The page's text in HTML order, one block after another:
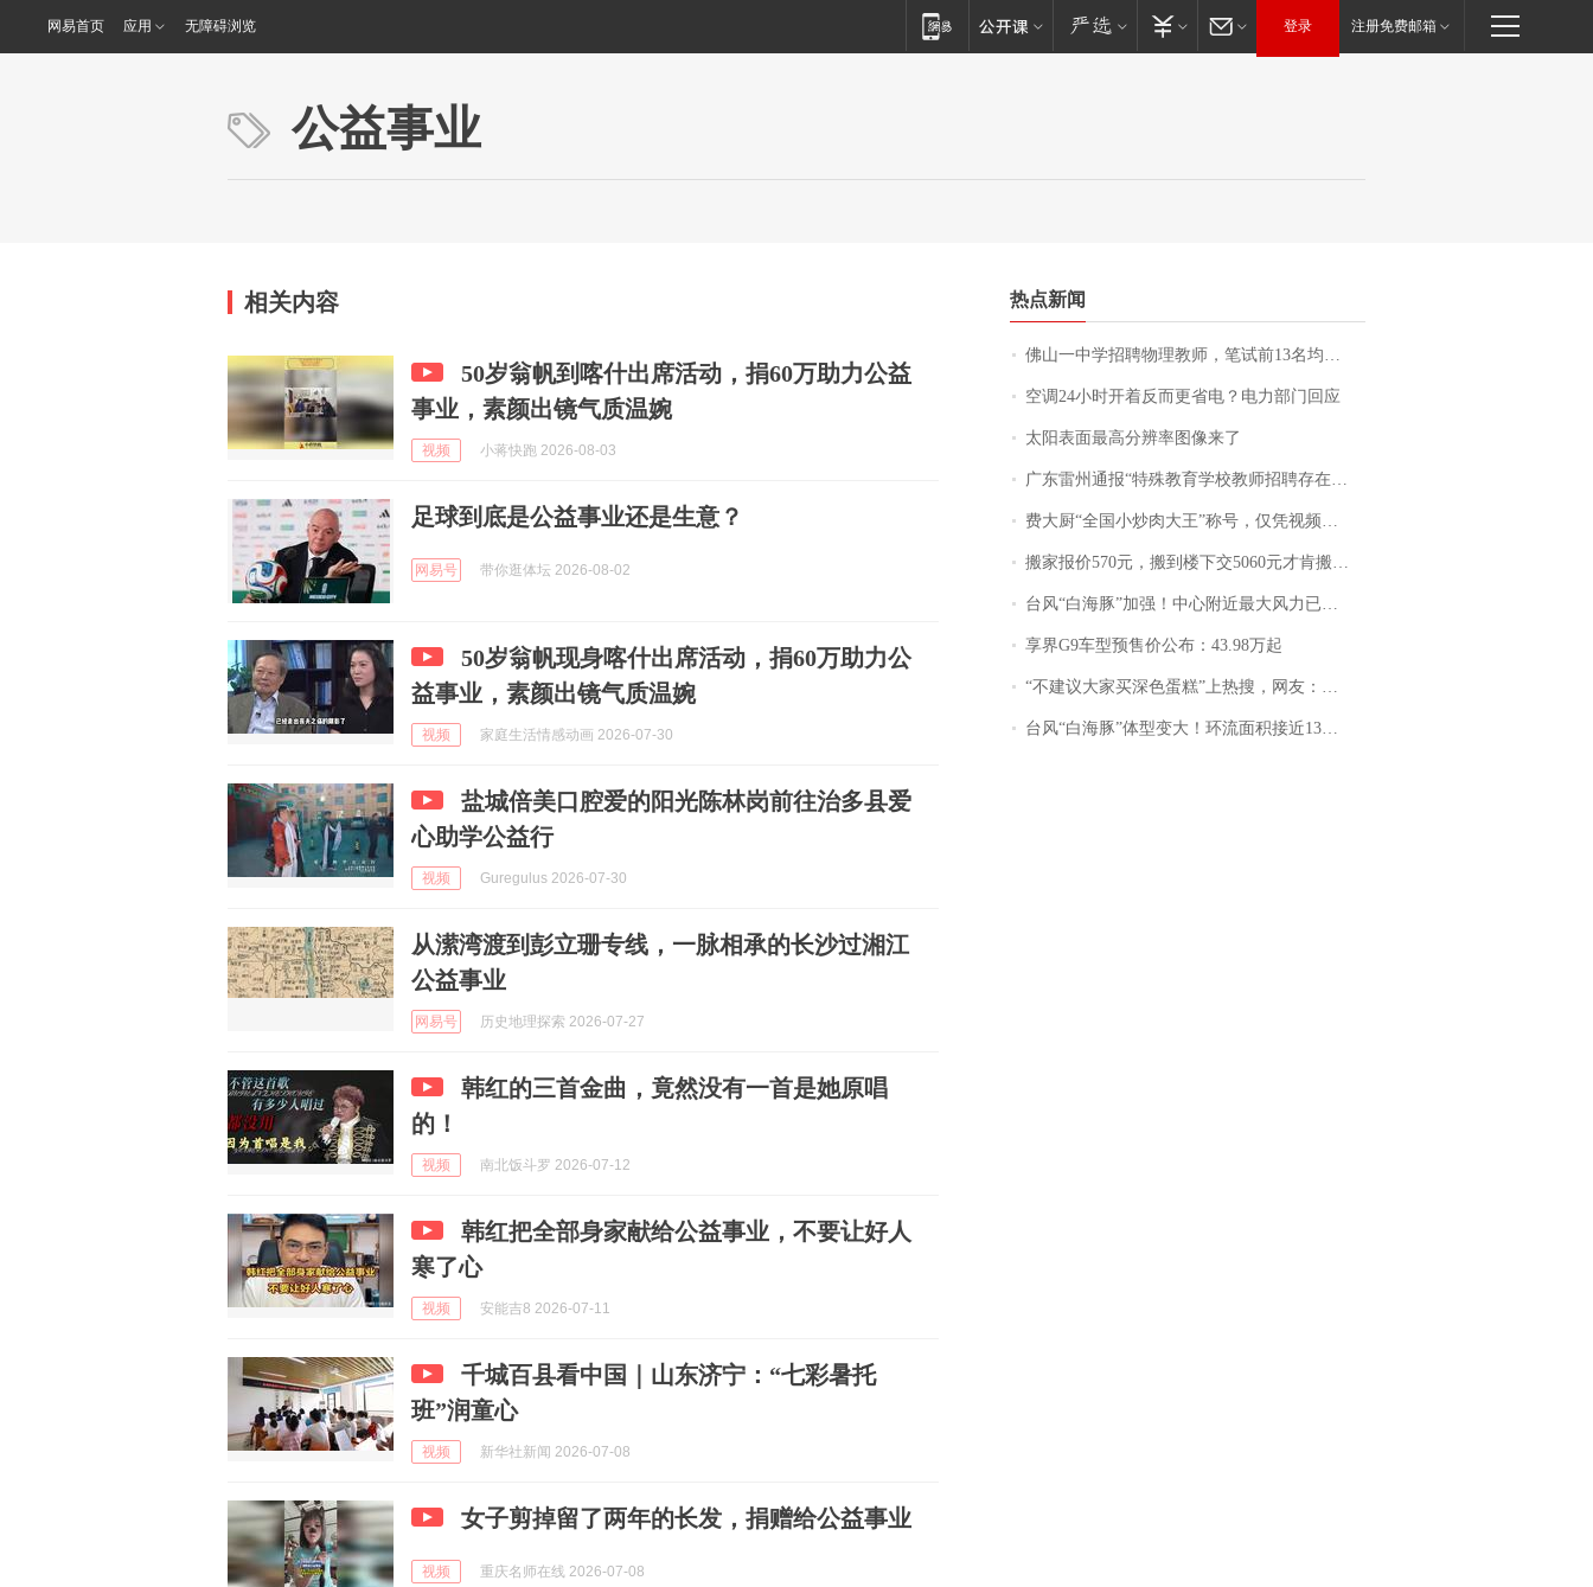
网易首页 应用 无障碍浏览 登录 注册免费邮箱
公益事业
相关内容
50岁翁帆到喀什出席活动，捐60万助力公益
事业，素颜出镜气质温婉
视频 小蒋快跑 2026-08-03
足球到底是公益事业还是生意？
网易号 带你逛体坛 2026-08-02
50岁翁帆现身喀什出席活动，捐60万助力公
益事业，素颜出镜气质温婉
视频 家庭生活情感动画 2026-07-30
盐城倍美口腔爱的阳光陈林岗前往治多县爱
心助学公益行
视频 Guregulus 2026-07-30
从潆湾渡到彭立珊专线，一脉相承的长沙过湘江
公益事业
网易号 历史地理探索 2026-07-27
韩红的三首金曲，竟然没有一首是她原唱
的！
视频 南北饭斗罗 2026-07-12
韩红把全部身家献给公益事业，不要让好人
寒了心
视频 安能吉8 2026-07-11
千城百县看中国｜山东济宁：“七彩暑托
班”润童心
视频 新华社新闻 2026-07-08
女子剪掉留了两年的长发，捐赠给公益事业
视频 重庆名师在线 2026-07-08
热点新闻
佛山一中学招聘物理教师，笔试前13名均遭淘汰？教育局：已叫停招聘，成立调查组全面核查
空调24小时开着反而更省电？电力部门回应
太阳表面最高分辨率图像来了
广东雷州通报“特殊教育学校教师招聘存在违规行为”：已启动问责程序 副校长被停职
费大厨“全国小炒肉大王”称号，仅凭视频评出？中国烹饪协会回应
搬家报价570元，搬到楼下交5060元才肯搬上楼！女子傻眼了……
台风“白海豚”加强！中心附近最大风力已达15级 最新研判
享界G9车型预售价公布：43.98万起
“不建议大家买深色蛋糕”上热搜，网友：天塌了！
台风“白海豚”体型变大！环流面积接近13个浙江那么大